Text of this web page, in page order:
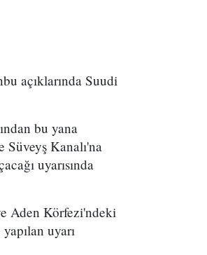
açıklarında Suudi
bu yana
Süveyş Kanalı'na
uyarısında
Aden Körfezi'ndeki
uyarı